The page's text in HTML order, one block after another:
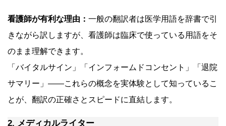
看護師が有利な理由： 一般の翻訳者は医学用語を辞書で引
きながら訳しますが、看護師は臨床で使っている用語をそ
のまま理解できます。
「バイタルサイン」「インフォームドコンセント」「退院
サマリー」——これらの概念を実体験として知っているこ
とが、翻訳の正確さとスピードに直結します。
2. メディカルライター